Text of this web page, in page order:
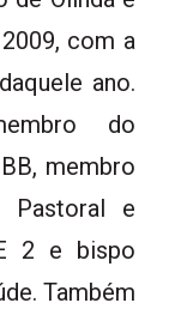
com a
ano.
do
membro
Pastoral e
2 e bispo
Também